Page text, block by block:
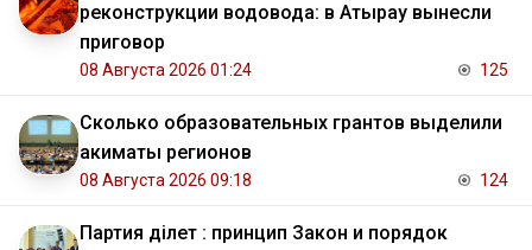
реконструкции водовода: в Атырау вынесли
приговор
08 Августа 2026 01:24 125
Сколько образовательных грантов выделили
акиматы регионов
08 Августа 2026 09:18 124
Партия Әділет : принцип Закон и порядок